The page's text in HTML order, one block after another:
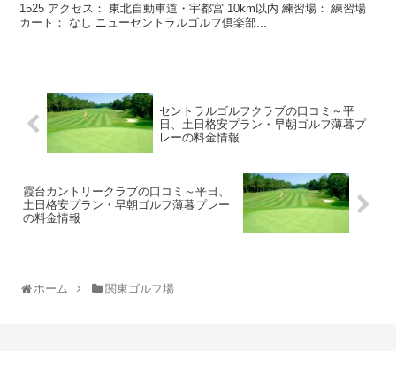
1525 アクセス： 東北自動車道・宇都宮 10km以内 練習場： 練習場
カート： なし ニューセントラルゴルフ倶楽部...
セントラルゴルフクラブの口コミ～平
日、土日格安プラン・早朝ゴルフ薄暮プ
レーの料金情報
霞台カントリークラブの口コミ～平日、
土日格安プラン・早朝ゴルフ薄暮プレー
の料金情報
ホーム 関東ゴルフ場